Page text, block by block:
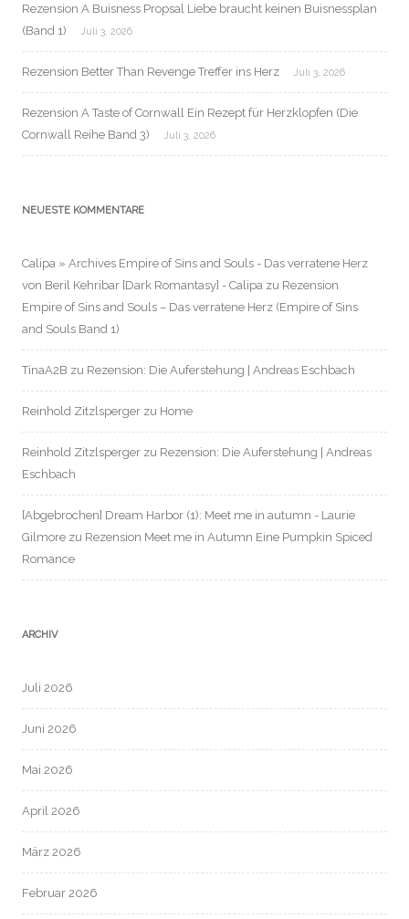
Rezension A Buisness Propsal Liebe braucht keinen Buisnessplan
(Band 1)
Juli 3, 2026
Rezension Better Than Revenge Treffer ins Herz Juli 3, 2026
Rezension A Taste of Cornwall Ein Rezept für Herzklopfen (Die
Cornwall Reihe Band 3)
Juli 3, 2026
NEUESTE KOMMENTARE
Calipa » Archives Empire of Sins and Souls - Das verratene Herz
von Beril Kehribar [Dark Romantasy] - Calipa zu Rezension
Empire of Sins and Souls – Das verratene Herz (Empire of Sins
and Souls Band 1)
TinaA2B zu Rezension: Die Auferstehung | Andreas Eschbach
Reinhold Zitzlsperger zu Home
Reinhold Zitzlsperger zu Rezension: Die Auferstehung | Andreas
Eschbach
[Abgebrochen] Dream Harbor (1): Meet me in autumn - Laurie
Gilmore zu Rezension Meet me in Autumn Eine Pumpkin Spiced
Romance
ARCHIV
Juli 2026
Juni 2026
Mai 2026
April 2026
März 2026
Februar 2026